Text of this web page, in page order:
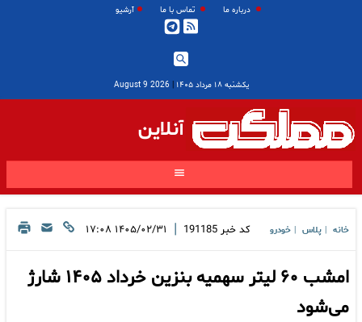
درباره ما تماس با ما آرشیو
یکشنبه ۱۸ مرداد ۱۴۰۵ |
2026 August 9
آنلاین
خانه پلاس خودرو کد خبر 191185
| ۱۴۰۵/۰۲/۳۱ ۱۷:۰۸
امشب ۶۰ لیتر سهمیه بنزین خرداد ۱۴۰۵ شارژ
می‌شود